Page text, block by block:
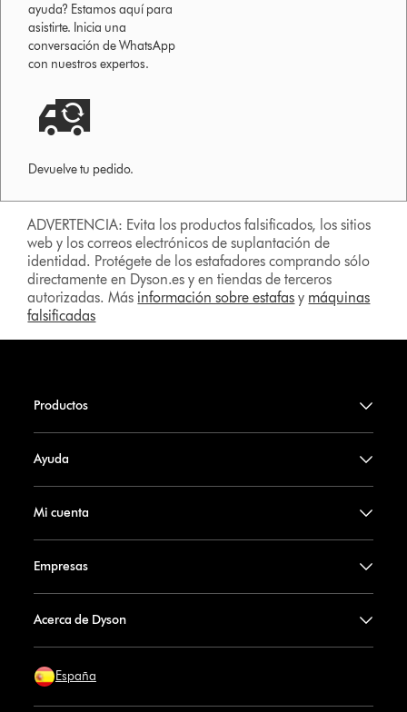
ayuda? Estamos aquí para
asistirte. Inicia una
conversación de WhatsApp
con nuestros expertos.
Devuelve tu pedido.
ADVERTENCIA: Evita los productos falsificados, los sitios
web y los correos electrónicos de suplantación de
identidad. Protégete de los estafadores comprando sólo
directamente en Dyson.es y en tiendas de terceros
autorizadas. Más información sobre estafas y máquinas
falsificadas
Productos
Ayuda
Mi cuenta
Empresas
Acerca de Dyson
España